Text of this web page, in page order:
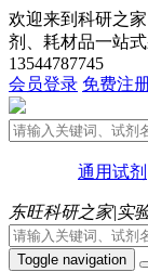
欢迎来到科研之
剂、耗材品一站
13544787745
会员登录 免费注
通用试剂
东旺科研之家|实
Toggle navigation